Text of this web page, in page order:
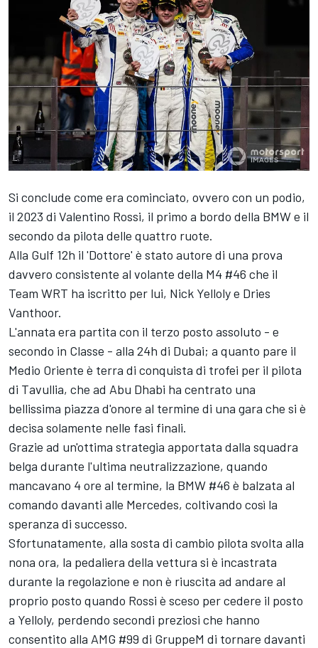
Si conclude come era cominciato, ovvero con un podio,
il 2023 di Valentino Rossi, il primo a bordo della BMW e il
secondo da pilota delle quattro ruote.
Alla Gulf 12h il 'Dottore' è stato autore di una prova
davvero consistente al volante della M4 #46 che il
Team WRT ha iscritto per lui, Nick Yelloly e Dries
Vanthoor.
L'annata era partita con il terzo posto assoluto - e
secondo in Classe - alla 24h di Dubai; a quanto pare il
Medio Oriente è terra di conquista di trofei per il pilota
di Tavullia, che ad Abu Dhabi ha centrato una
bellissima piazza d'onore al termine di una gara che si è
decisa solamente nelle fasi finali.
Grazie ad un'ottima strategia apportata dalla squadra
belga durante l'ultima neutralizzazione, quando
mancavano 4 ore al termine, la BMW #46 è balzata al
comando davanti alle Mercedes, coltivando così la
speranza di successo.
Sfortunatamente, alla sosta di cambio pilota svolta alla
nona ora, la pedaliera della vettura si è incastrata
durante la regolazione e non è riuscita ad andare al
proprio posto quando Rossi è sceso per cedere il posto
a Yelloly, perdendo secondi preziosi che hanno
consentito alla AMG #99 di GruppeM di tornare davanti